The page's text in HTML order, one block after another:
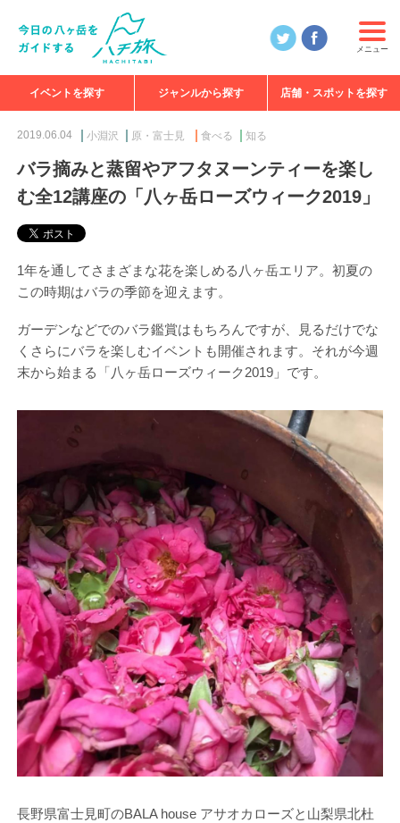
メニュー
イベントを探す ジャンルから探す 店舗・スポットを探す
2019.06.04 小淵沢 原・富士見 食べる 知る
バラ摘みと蒸留やアフタヌーンティーを楽し
む全12講座の「八ヶ岳ローズウィーク2019」
1年を通してさまざまな花を楽しめる八ヶ岳エリア。初夏の
この時期はバラの季節を迎えます。
ガーデンなどでのバラ鑑賞はもちろんですが、見るだけでな
くさらにバラを楽しむイベントも開催されます。それが今週
末から始まる「八ヶ岳ローズウィーク2019」です。
長野県富士見町のBALA house アサオカローズと山梨県北杜